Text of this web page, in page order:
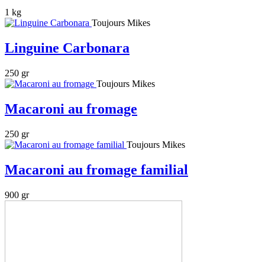
1 kg
Toujours Mikes
Linguine Carbonara
250 gr
Toujours Mikes
Macaroni au fromage
250 gr
Toujours Mikes
Macaroni au fromage familial
900 gr